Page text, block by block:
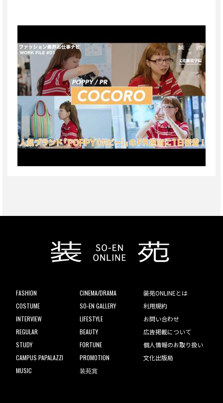
FASHION
COSTUME
INTERVIEW
REGULAR
STUDY
CAMPUS PAPALAZZI
MUSIC
CINEMA/DRAMA
SO-EN GALLERY
LIFESTYLE
BEAUTY
FORTUNE
PROMOTION
装苑賞
装苑ONLINEとは
利用規約
お問い合わせ
広告掲載について
個人情報のお取り扱い
文化出版局